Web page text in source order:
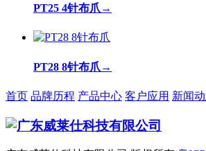
PT25 4针布爪 →
PT28 8针布爪 →
首页 品牌历程 产品中心 客户应用 新闻